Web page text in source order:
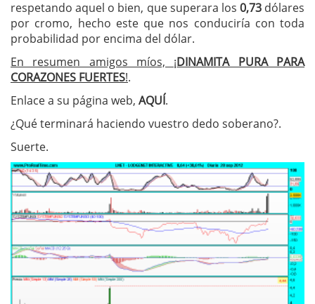
respetando aquel o bien, que superara los 0,73dólares
por cromo, hecho este que nos conduciría con toda
probabilidad por encima del dólar.
En resumen amigos míos, ¡DINAMITA PURA PARA
CORAZONES FUERTES!.
Enlace a su página web, AQUÍ.
¿Qué terminará haciendo vuestro dedo soberano?.
Suerte.